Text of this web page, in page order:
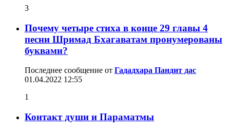
3
Почему четыре стиха в конце 29 главы 4
песни Шримад Бхагаватам пронумерованы
буквами?
Последнее сообщение от Гададхара Пандит дас
01.04.2022 12:55
1
Контакт души и Параматмы